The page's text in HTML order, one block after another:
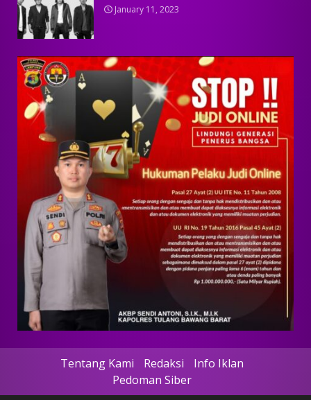
January 11, 2023
Tentang Kami Redaksi
Info Iklan
Pedoman Siber